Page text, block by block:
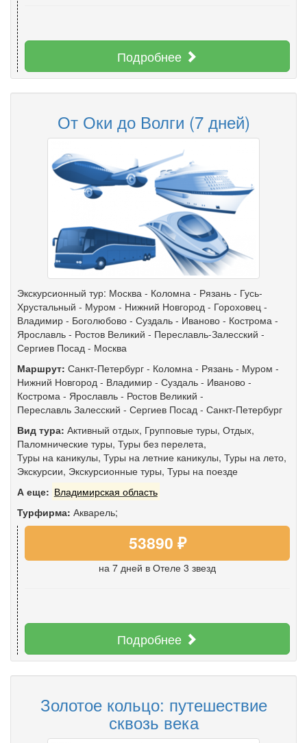
Подробнее
От Оки до Волги (7 дней)
Экскурсионный тур: Москва - Коломна - Рязань - Гусь-
Хрустальный - Муром - Нижний Новгород - Гороховец -
Владимир - Боголюбово - Суздаль - Иваново - Кострома -
Ярославль - Ростов Великий - Переславль-Залесский -
Сергиев Посад - Москва
Маршрут: Санкт-Петербург - Коломна - Рязань - Муром -
Нижний Новгород - Владимир - Суздаль - Иваново -
Кострома - Ярославль - Ростов Великий -
Переславль Залесский - Сергиев Посад - Санкт-Петербург
Вид тура: Активный отдых, Групповые туры, Отдых,
Паломнические туры, Туры без перелета,
Туры на каникулы, Туры на летние каникулы, Туры на лето,
Экскурсии, Экскурсионные туры, Туры на поезде
А еще: Владимирская область
Турфирма: Акварель;
53890 ₽
на 7 дней в Отеле 3 звезд
Подробнее
Золотое кольцо: путешествие
сквозь века